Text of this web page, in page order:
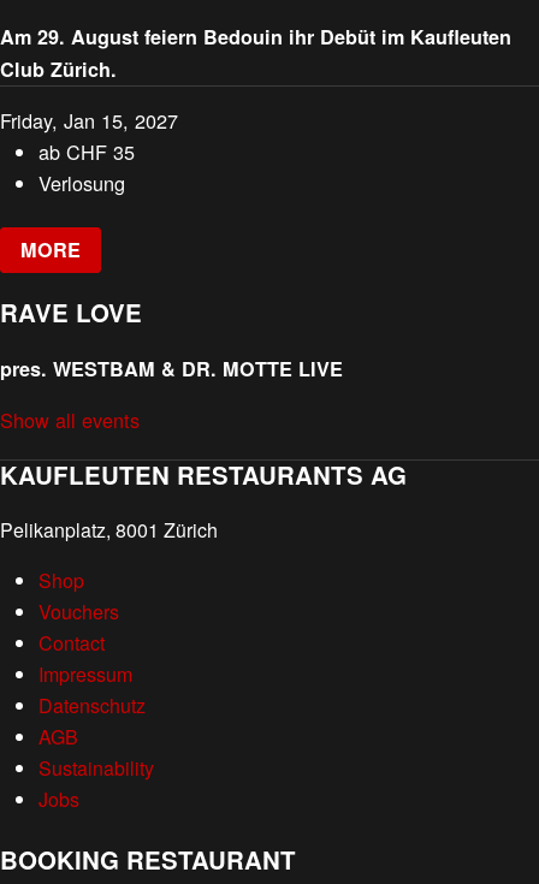
Am 29. August feiern Bedouin ihr Debüt im Kaufleuten
Club Zürich.
Friday, Jan 15, 2027
abCHF 35
Verlosung
MORE
RAVE LOVE
pres. WESTBAM & DR. MOTTE LIVE
Show all events
KAUFLEUTEN RESTAURANTS AG
Pelikanplatz, 8001 Zürich
Shop
Vouchers
Contact
Impressum
Datenschutz
AGB
Sustainability
Jobs
BOOKING RESTAURANT